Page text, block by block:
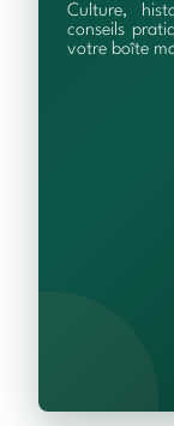
Culture,
conseils
votre boîte